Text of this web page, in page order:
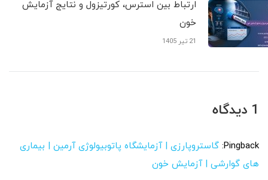
ارتباط بین استرس، کورتیزول و نتایج آزمایش
خون
21 تیر 1405
1 دیدگاه
Pingback: گاستروپارزی | آزمایشگاه پاتوبیولوژی آرمین | بیماری
های گوارشی | آزمایش خون